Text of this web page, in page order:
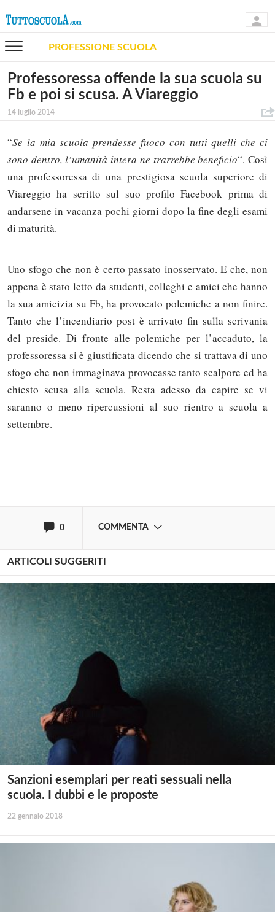
PROFESSIONE SCUOLA
Professoressa offende la sua scuola su
Fb e poi si scusa. A Viareggio
14 luglio 2014
“Se la mia scuola prendesse fuoco con tutti quelli che ci
sono dentro, l’umanità intera ne trarrebbe beneficio“. Così
una professoressa di una prestigiosa scuola superiore di
Viareggio ha scritto sul suo profilo Facebook prima di
andarsene in vacanza pochi giorni dopo la fine degli esami
di maturità.
Uno sfogo che non è certo passato inosservato. E che, non
appena è stato letto da studenti, colleghi e amici che hanno
la sua amicizia su Fb, ha provocato polemiche a non finire.
Tanto che l’incendiario post è arrivato fin sulla scrivania
del preside. Di fronte alle polemiche per l’accaduto, la
professoressa si è giustificata dicendo che si trattava di uno
sfogo che non immaginava provocasse tanto scalpore ed ha
chiesto scusa alla scuola. Resta adesso da capire se vi
saranno o meno ripercussioni al suo rientro a scuola a
settembre.
0 COMMENTA
Solo gli utenti registrati possono
commentare!
ARTICOLI SUGGERITI
Sanzioni esemplari per reati sessuali nella
scuola. I dubbi e le proposte
22 gennaio 2018